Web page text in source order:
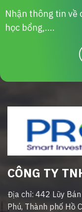
Nhận thông tin về
học bổng,....
CÔNG TY
Địa chỉ: 442 Lũy
Phú, Thành phố Hồ